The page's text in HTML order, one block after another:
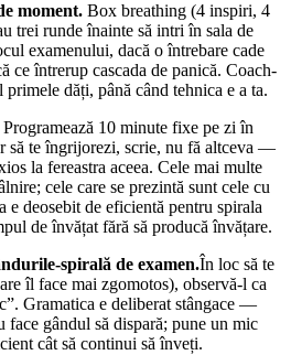
moment. Box breathing (4 inspiri, 4
trei runde înainte să intri în sala de
examenului, dacă o întrebare cade
ce întrerup cascada de panică. Coach-
dăți, până când tehnica e a ta.
Programează 10 minute fixe pe zi în
să te îngrijorezi, scrie, nu fă altceva —
la fereastra aceea. Cele mai multe
cele care se prezintă sunt cele cu
e deosebit de eficientă pentru spirala
de învățat fără să producă învățare.
spirală de examen.În loc să te
îl face mai zgomotos), observă-l ca
Gramatica e deliberat stângace —
face gândul să dispară; pune un mic
cât să continui să înveți.